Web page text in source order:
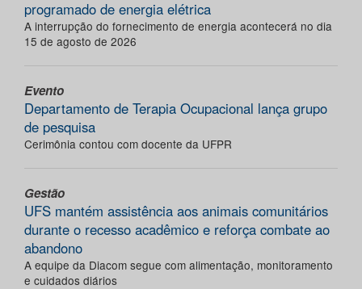
programado de energia elétrica
A interrupção do fornecimento de energia acontecerá no dia
15 de agosto de 2026
Evento
Departamento de Terapia Ocupacional lança grupo
de pesquisa
Cerimônia contou com docente da UFPR
Gestão
UFS mantém assistência aos animais comunitários
durante o recesso acadêmico e reforça combate ao
abandono
A equipe da Diacom segue com alimentação, monitoramento
e cuidados diários